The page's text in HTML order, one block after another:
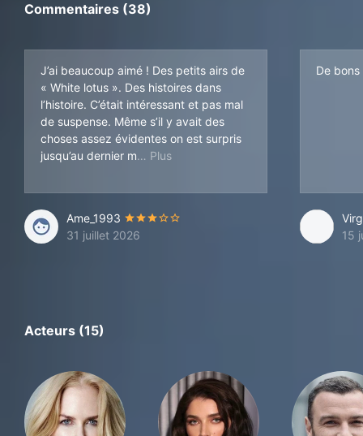
Commentaires (38)
J’ai beaucoup aimé ! Des petits airs de
« White lotus ». Des histoires dans
l’histoire. C’était intéressant et pas mal
de suspense. Même s’il y avait des
choses assez évidentes on est surpris
jusqu’au dernier m
oment. Ça se regarde bien et
Ame_1993
31 juillet 2026
De
15
Acteurs (15)